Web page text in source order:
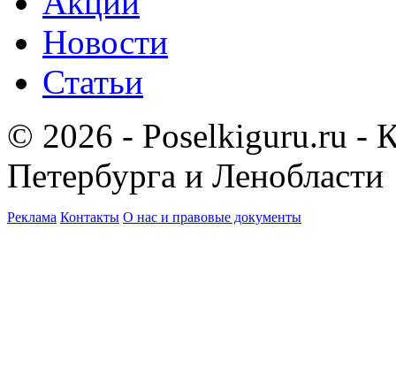
Новости
Статьи
© 2026 - Poselkiguru.ru -
Петербурга и Ленобласти
Реклама Контакты О нас и правовые документы